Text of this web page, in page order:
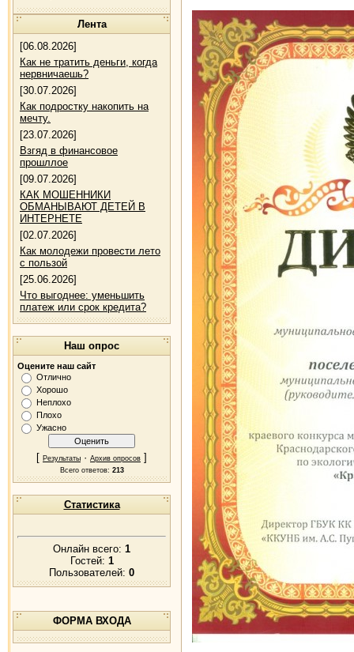
Лента
[06.08.2026]
Как не тратить деньги, когда
нервничаешь?
[30.07.2026]
Как подростку накопить на
мечту.
[23.07.2026]
Взгяд в финансовое
прошллое
[09.07.2026]
КАК МОШЕННИКИ
ОБМАНЫВАЮТ ДЕТЕЙ В
ИНТЕРНЕТЕ
[02.07.2026]
Как молодежи провести лето
с пользой
[25.06.2026]
Что выгоднее: уменьшить
платеж или срок кредита?
Наш опрос
Оцените наш сайт
Отлично
Хорошо
Неплохо
Плохо
Ужасно
[ Результаты · Архив опросов ]
Всего ответов: 213
Статистика
Онлайн всего: 1
Гостей: 1
Пользователей: 0
ФОРМА ВХОДА